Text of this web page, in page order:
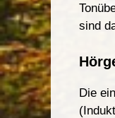
sind
Die